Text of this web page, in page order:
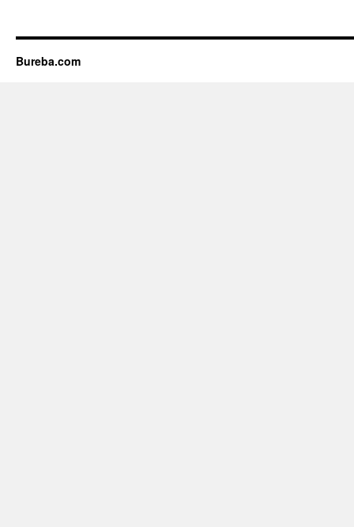
Bureba.com